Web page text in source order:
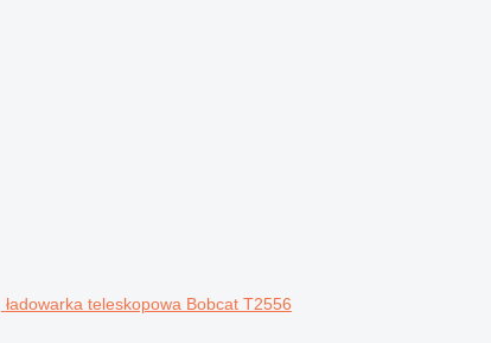
ładowarka teleskopowa Bobcat T2556